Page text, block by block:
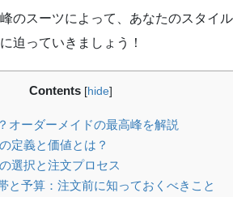
のスーツによって、あなたのスタイ
迫っていきましょう！
Contents [hide]
オーダーメイドの最高峰を解説
定義と価値とは？
選択と注文プロセス
と予算：注文前に知っておくべきこと